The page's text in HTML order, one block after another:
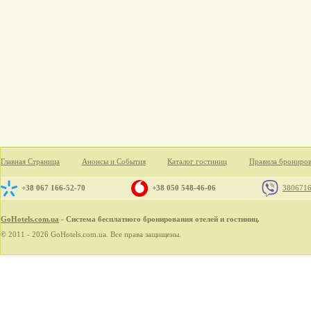
Главная Страница Анонсы и События Каталог гостиниц Правила
+38 067 166-52-70 +38 050 548-46-06
GoHotels.com.ua - Система бесплатного бронирования отелей и гостиниц.
© 2011 - 2026 GoHotels.com.ua. Все права защищены.